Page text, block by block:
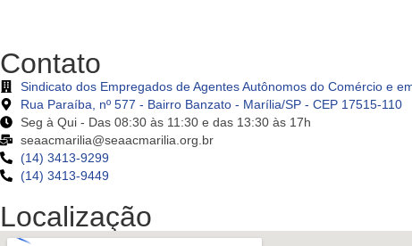
Contato
Sindicato dos Empregados de Agentes Autônomos do Comércio e
Rua Paraíba, nº 577 - Bairro Banzato - Marília/SP - CEP 17515-110
Seg à Qui - Das 08:30 às 11:30 e das 13:30 às 17h
seaacmarilia@seaacmarilia.org.br
(14) 3413-9299
(14) 3413-9449
Localização